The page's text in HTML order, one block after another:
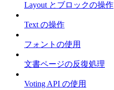
Layout とブロックの操作
Text の操作
フォントの使用
文書ページの反復処理
Voting API の使用